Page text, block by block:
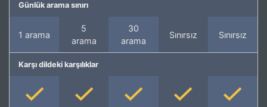
Günlük arama sınırı
1 arama
5
arama
30
arama
Sınırsız Sınırsız
Karşı dildeki karşılıklar